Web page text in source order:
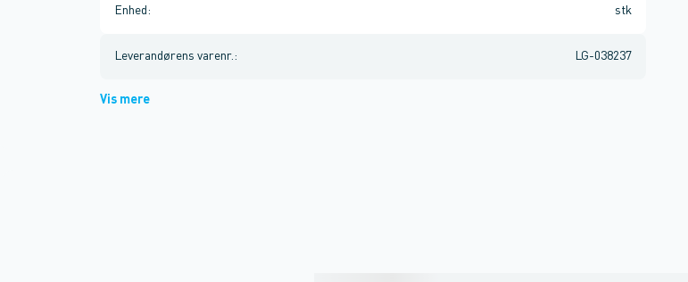
Enhed : stk
Leverandørens varenr. : LG-038237
Vis mere